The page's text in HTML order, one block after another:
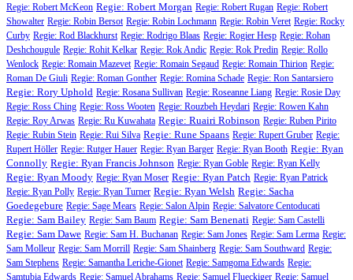
Regie: Robert McKeon Regie: Robert Morgan Regie: Robert Rugan Regie: Robert
Showalter Regie: Robin Bersot Regie: Robin Lochmann Regie: Robin Veret Regie: Rocky
Curby Regie: Rod Blackhurst Regie: Rodrigo Blaas Regie: Rogier Hesp Regie: Rohan
Deshchougule Regie: Rohit Kelkar Regie: Rok Andic Regie: Rok Predin Regie: Rollo
Wenlock Regie: Romain Mazevet Regie: Romain Segaud Regie: Romain Thirion Regie:
Roman De Giuli Regie: Roman Gonther Regie: Romina Schade Regie: Ron Santarsiero
Regie: Rory Uphold Regie: Rosana Sullivan Regie: Roseanne Liang Regie: Rosie Day
Regie: Ross Ching Regie: Ross Wooten Regie: Rouzbeh Heydari Regie: Rowen Kahn
Regie: Roy Arwas Regie: Ru Kuwahata Regie: Ruairi Robinson Regie: Ruben Pirito
Regie: Rubin Stein Regie: Rui Silva Regie: Rune Spaans Regie: Rupert Gruber Regie:
Rupert Höller Regie: Rutger Hauer Regie: Ryan Barger Regie: Ryan Booth Regie: Ryan
Connolly Regie: Ryan Francis Johnson Regie: Ryan Goble Regie: Ryan Kelly
Regie: Ryan Moody Regie: Ryan Moser Regie: Ryan Patch Regie: Ryan Patrick
Regie: Ryan Polly Regie: Ryan Turner Regie: Ryan Welsh Regie: Sacha
Goedegebure Regie: Sage Mears Regie: Salon Alpin Regie: Salvatore Centoducati
Regie: Sam Bailey Regie: Sam Baum Regie: Sam Benenati Regie: Sam Castelli
Regie: Sam Dawe Regie: Sam H. Buchanan Regie: Sam Jones Regie: Sam Lerma Regie:
Sam Molleur Regie: Sam Morrill Regie: Sam Shainberg Regie: Sam Southward Regie:
Sam Stephens Regie: Samantha Leriche-Gionet Regie: Samgoma Edwards Regie:
Samtubia Edwards Regie: Samuel Abrahams Regie: Samuel Flueckiger Regie: Samuel